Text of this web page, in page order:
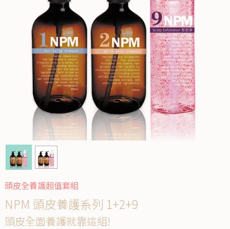
頭皮全養護超值套組
NPM 頭皮養護系列 1+2+9
頭皮全面養護就靠這組!